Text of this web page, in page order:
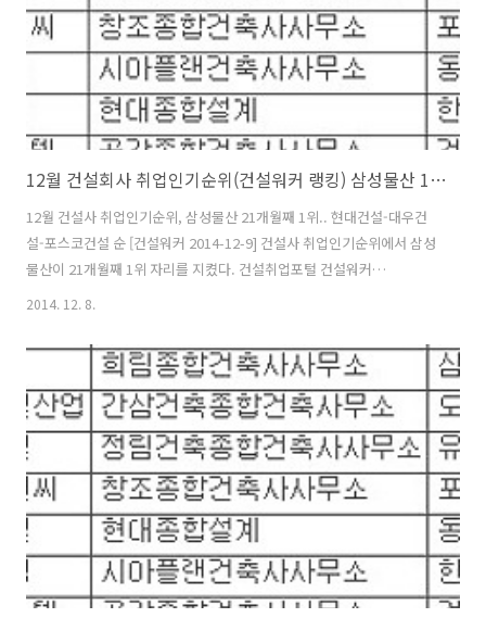
에..
12월 건설회사 취업인기순위(건설워커 랭킹) 삼성물산 1위..현대건설-대우건설-포스코건설 순
12월 건설사 취업인기순위, 삼성물산 21개월째 1위.. 현대건설-대우건
설-포스코건설 순 [건설워커 2014-12-9] 건설사 취업인기순위에서 삼성
물산이 21개월째 1위 자리를 지켰다. 건설취업포털 건설워커
합건설 부문 정상자리를 지켰다고 밝혔다. 또 현대엔지니어링(엔지니어
링), 구산토건(전문건설), 삼우종합건축사사무소(건축설계), 은민에스앤
디(인테리어)가 부문별 1위를 차지했다. 종합건설 부문에서는 삼성물산
에 이어 현대건설, 대우건설, 포스코건설, 대림산업, GS건설, 롯데건설,
SK건설, 한화건설, 두산건설이 톱10에 이름을 올렸다. 호반건설, 현대
산..
2014. 12. 8.